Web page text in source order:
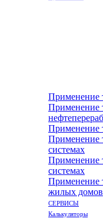
Применение
Применение
Применение
Применение
системах
Применение
системах
Применение
жилых домов
СЕРВИСЫ
Калькуляторы